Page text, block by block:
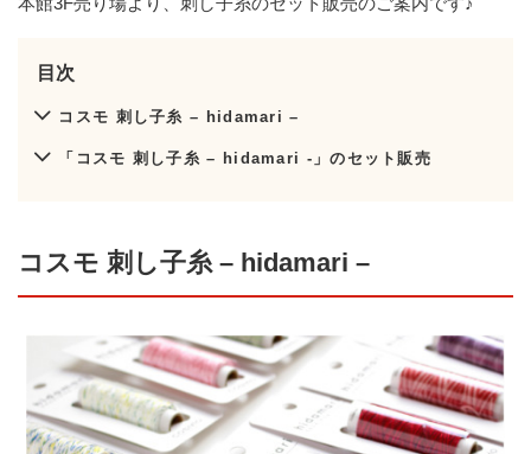
目次
コスモ 刺し子糸 – hidamari –
「コスモ 刺し子糸 – hidamari -」のセット販売
コスモ 刺し子糸 – hidamari –